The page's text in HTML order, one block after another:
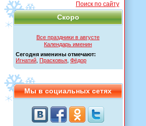
Поиск по сайту
Скоро
Все праздники в августе
Календарь именин
Сегодня именины отмечают:
Игнатий Прасковья Фёдор
Мы в социальных сетях